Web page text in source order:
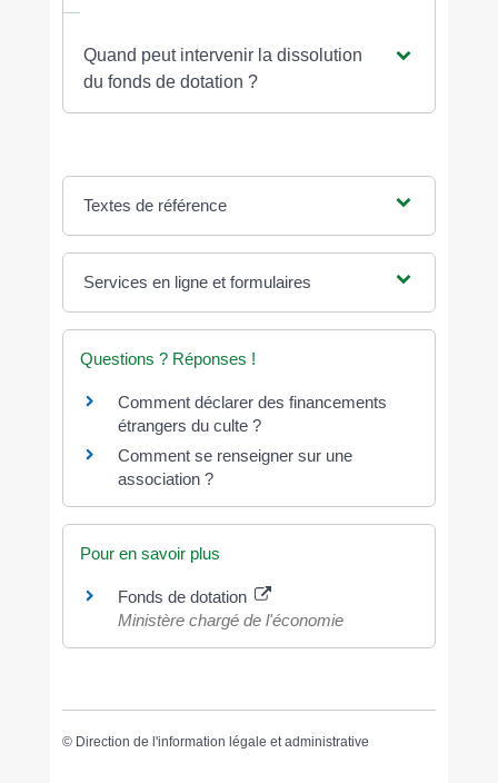
Quand peut intervenir la dissolution
du fonds de dotation ?
Textes de référence
Services en ligne et formulaires
Questions ? Réponses !
Comment déclarer des financements
étrangers du culte ?
Comment se renseigner sur une
association ?
Pour en savoir plus
Fonds de dotation
Ministère chargé de l'économie
© Direction de l'information légale et administrative